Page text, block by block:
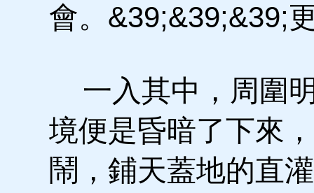
會。&39;&39;&39;
一入其中，周圍
境便是昏暗了下來
鬧，鋪天蓋地的直